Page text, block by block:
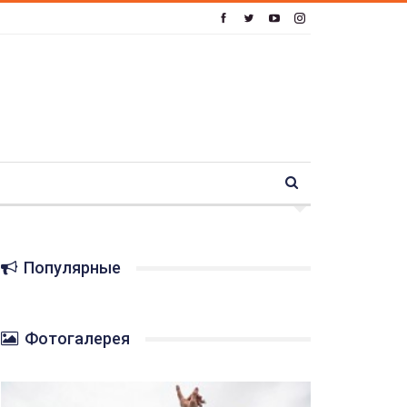
Популярные
Фотогалерея